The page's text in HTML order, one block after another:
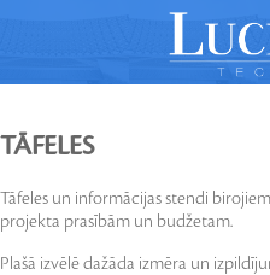
TĀFELES
Tāfeles un informācijas stendi
projekta prasībām un budžetam.
Plašā izvēlē dažāda izmēra un